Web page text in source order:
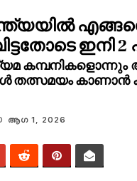
ഇനി 2
കമ്പനികളൊന്നും
തത്സമയം
ആഗ 1, 2026